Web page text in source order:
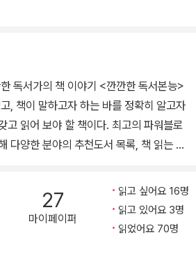
독서가의 책 이야기 <깐깐한 독서본능>
, 책이 말하고자 하는 바를 정확히 알고자
고 읽어 보야 할 책이다. 최고의 파워블로
다양한 분야의 추천도서 목록, 책 읽는 방
란여우가 1,000권의 독서, 1,000편의 서
'이 완벽하게 담겨 있다. 이 책을 읽는 사
27
마이페이퍼
읽고 싶어요 16명
읽고 있어요 3명
읽었어요 70명